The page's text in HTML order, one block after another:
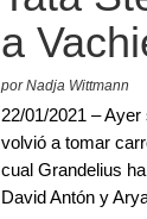
a
por Nadja Wittmann
22/01/2021 –
volvió a tomar
cual Grandelius
David Antón y